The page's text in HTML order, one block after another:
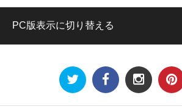
PC版表示に切り替える